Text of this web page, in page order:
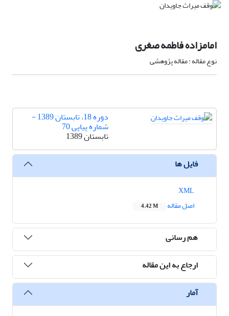
امامزاده فاطمه صغری
نوع مقاله : مقاله پژوهشی
دوره 18، تابستان 1389 -
شماره پیاپی 70
تابستان 1389
فایل ها
اصل مقاله
4.42 M
هم رسانی
ارجاع به این مقاله
آمار